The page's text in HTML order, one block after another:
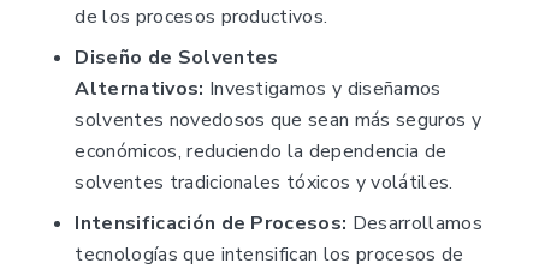
de los procesos productivos.
Diseño de Solventes
Alternativos: Investigamos y diseñamos
solventes novedosos que sean más seguros y
económicos, reduciendo la dependencia de
solventes tradicionales tóxicos y volátiles.
Intensificación de Procesos: Desarrollamos
tecnologías que intensifican los procesos de